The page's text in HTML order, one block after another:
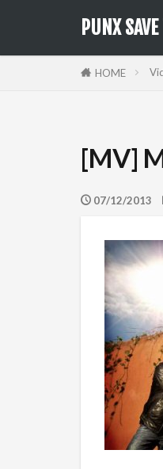
PUNX
HOME
[MV]
07/12/2013